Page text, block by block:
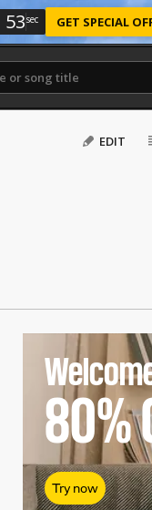
52sec GET SPECIAL
EDIT
80%
Try now